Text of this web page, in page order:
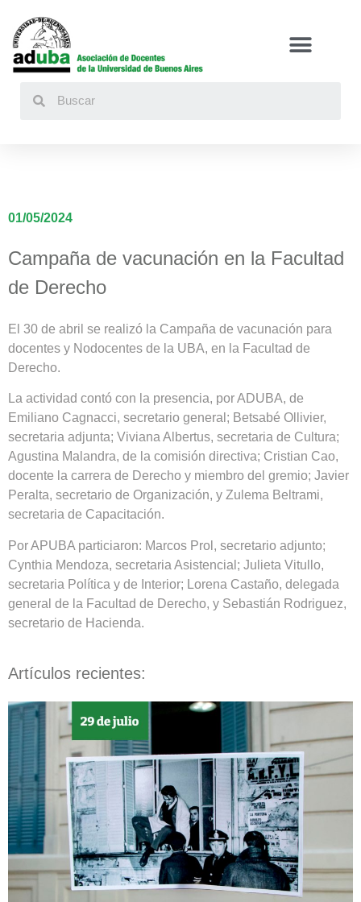
01/05/2024
Campaña de vacunación en la Facultad
de Derecho
El 30 de abril se realizó la Campaña de vacunación para
docentes y Nodocentes de la UBA, en la Facultad de
Derecho.
La actividad contó con la presencia, por ADUBA, de
Emiliano Cagnacci, secretario general; Betsabé Ollivier,
secretaria adjunta; Viviana Albertus, secretaria de Cultura;
Agustina Malandra, de la comisión directiva; Cristian Cao,
docente la carrera de Derecho y miembro del gremio; Javier
Peralta, secretario de Organización, y Zulema Beltrami,
secretaria de Capacitación.
Por APUBA particiaron: Marcos Prol, secretario adjunto;
Cynthia Mendoza, secretaria Asistencial; Julieta Vitullo,
secretaria Política y de Interior; Lorena Castaño, delegada
general de la Facultad de Derecho, y Sebastián Rodriguez,
secretario de Hacienda.
Artículos recientes: